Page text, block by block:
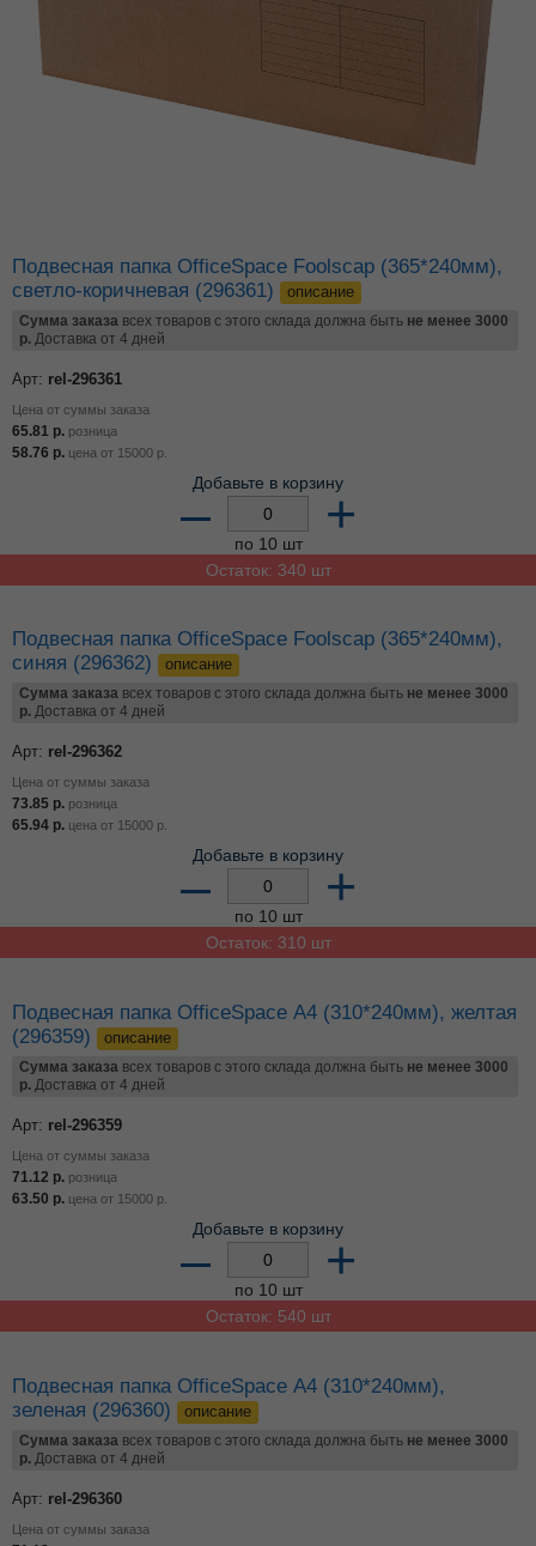
Подвесная папка OfficeSpace Foolscap (365*240мм),
светло-коричневая (296361)
описание
Сумма заказа всех товаров с этого склада должна быть не менее 3000
р. Доставка от 4 дней
Арт: rel-296361
Цена от суммы заказа
65.81 р. розница
58.76 р. цена от 15000 р.
Добавьте в корзину
– +
по 10 шт
Остаток: 340 шт
Подвесная папка OfficeSpace Foolscap (365*240мм),
синяя (296362)
описание
всех товаров с этого склада должна быть
Добавьте в корзину
– +
по 10 шт